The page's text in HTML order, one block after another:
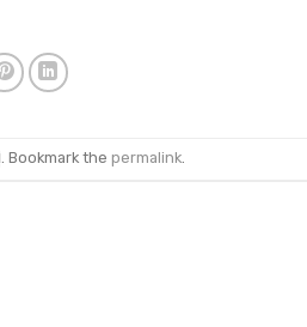
. Bookmark the permalink.